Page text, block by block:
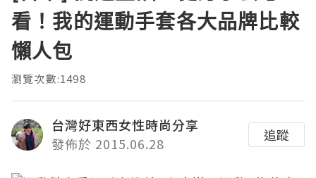
看！我的運動手套各大品牌比較
懶人包
瀏覽次數:1498
台灣好東西女性時尚分享
發佈於 2015.06.28
追蹤